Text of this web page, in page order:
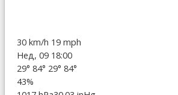
30 km/h 19 mph
Нед, 09 18:00
29° 84° 29° 84°
43%